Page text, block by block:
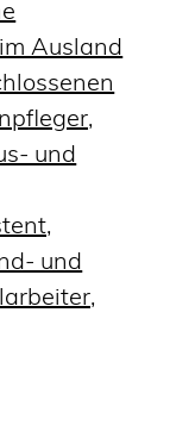
Ausland
und
und